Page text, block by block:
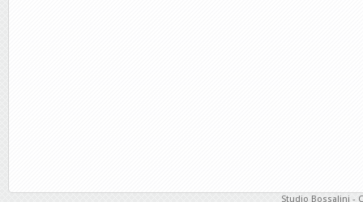
Studio Bossalini -